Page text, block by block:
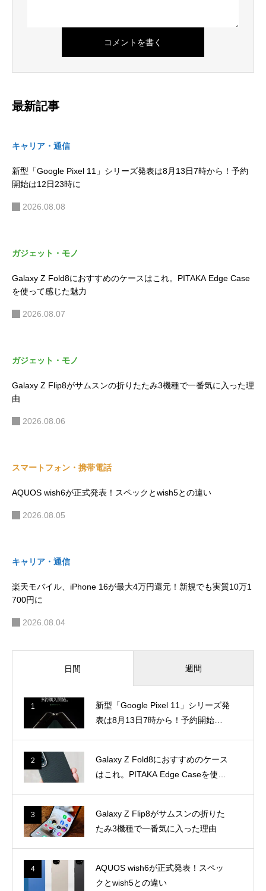
最新記事
キャリア・通信
新型「Google Pixel 11」シリーズ発表は8月13日7時から！予約
開始は12日23時に
2026.08.08
ガジェット・モノ
Galaxy Z Fold8におすすめのケースはこれ。PITAKA Edge Case
を使って感じた魅力
2026.08.07
ガジェット・モノ
Galaxy Z Flip8がサムスンの折りたたみ3機種で一番気に入った理
由
2026.08.06
スマートフォン・携帯電話
AQUOS wish6が正式発表！スペックとwish5との違い
2026.08.05
キャリア・通信
楽天モバイル、iPhone 16が最大4万円還元！新規でも実質10万1
700円に
2026.08.04
日間 週間
1
新型「Google Pixel 11」シリーズ発
表は8月13日7時から！予約開始は1
2
Galaxy Z Fold8におすすめのケース
はこれ。PITAKA Edge Caseを使っ
3
Galaxy Z Flip8がサムスンの折りた
たみ3機種で一番気に入った理由
4
AQUOS wish6が正式発表！スペッ
クとwish5との違い